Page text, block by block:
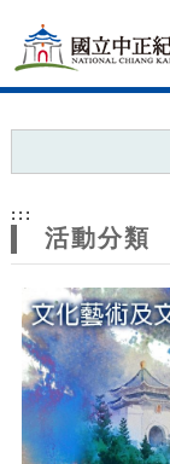
網
站
主
題
:::
活動分類